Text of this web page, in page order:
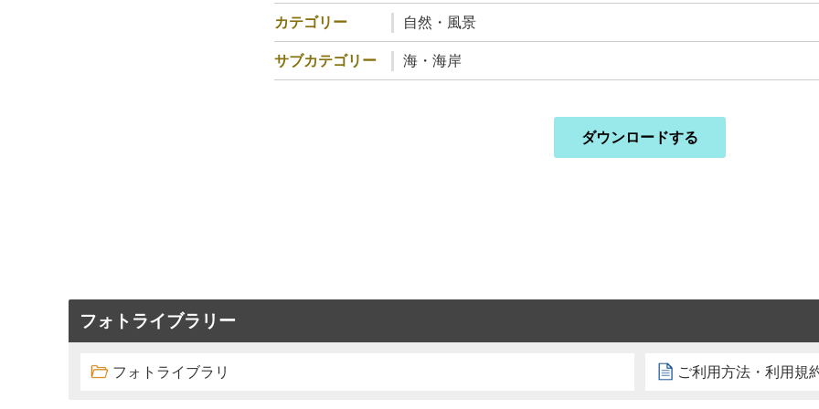
カテゴリー 自然・風景
サブカテゴリー 海・海岸
ダウンロードする
フォトライブラリー
フォトライブラリ ご利用方法・利用規